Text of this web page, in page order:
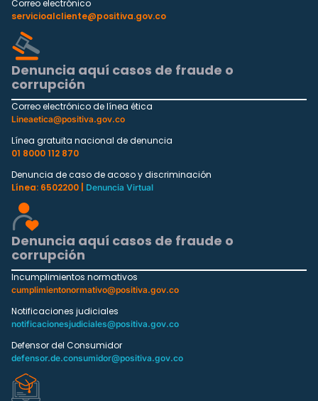
Correo electrónico
servicioalcliente@positiva.gov.co
Denuncia aquí casos de fraude o
corrupción
Correo electrónico de línea ética
Lineaetica@positiva.gov.co
Línea gratuita nacional de denuncia
01 8000 112 870
Denuncia de caso de acoso y discriminación
Línea: 6502200 |
Denuncia Virtual
Denuncia aquí casos de fraude o
corrupción
Incumplimientos normativos
cumplimientonormativo@positiva.gov.co
Notificaciones judiciales
notificacionesjudiciales@positiva.gov.co
Defensor del Consumidor
defensor.de.consumidor@positiva.gov.co